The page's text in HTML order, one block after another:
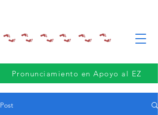
Pronunciamiento en Apoyo al EZ
Post